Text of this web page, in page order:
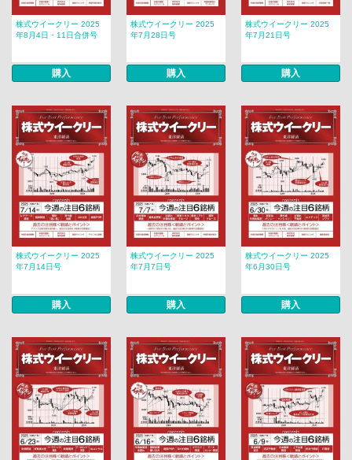
株式ウイークリー 2025
年8月4日・11日合併号
購入
株式ウイークリー 2025
年7月28日号
購入
株式ウイークリー 2025
年7月21日号
購入
株式ウイークリー 2025
年7月14日号
購入
株式ウイークリー 2025
年7月7日号
購入
株式ウイークリー 2025
年6月30日号
購入